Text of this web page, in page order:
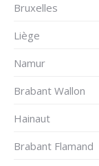
Bruxelles
Liège
Namur
Brabant Wallon
Hainaut
Brabant Flamand